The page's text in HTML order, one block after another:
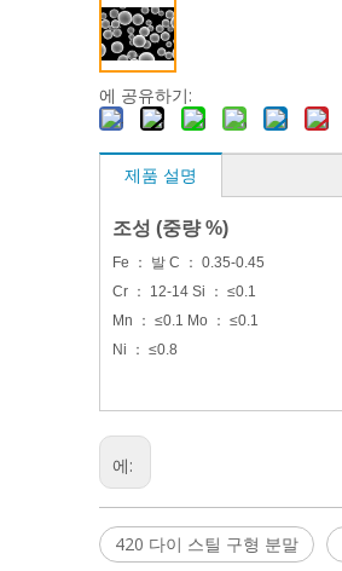
에 공유하기:
제품 설명
조성 (중량 %)
Fe ： 발 C ： 0.35-0.45
Cr ： 12-14 Si ： ≤0.1
Mn ： ≤0.1 Mo ： ≤0.1
Ni ： ≤0.8
에:
420 다이 스틸 구형 분말